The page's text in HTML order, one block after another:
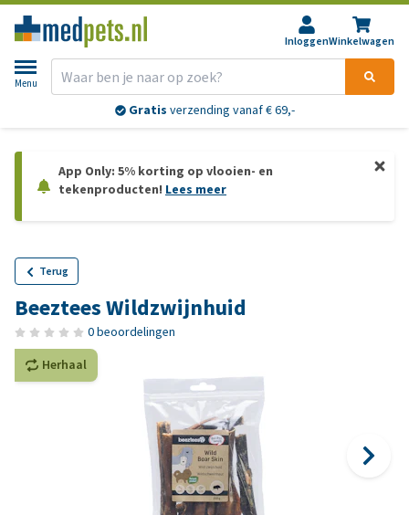
InloggenWinkelwagen
Menu
Gratis verzending vanaf € 69,-
App Only: 5% korting op vlooien- en
tekenproducten! Lees meer
Terug
Beeztees Wildzwijnhuid
0 beoordelingen
Herhaal